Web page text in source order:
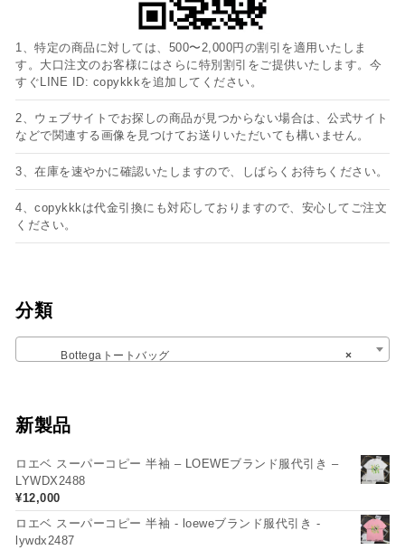
1、特定の商品に対しては、500〜2,000円の割引を適用いたしま
す。大口注文のお客様にはさらに特別割引をご提供いたします。今
すぐLINE ID: copykkkを追加してください。
2、ウェブサイトでお探しの商品が見つからない場合は、公式サイト
などで関連する画像を見つけてお送りいただいても構いません。
3、在庫を速やかに確認いたしますので、しばらくお待ちください。
4、copykkkは代金引換にも対応しておりますので、安心してご注文
ください。
分類
×
Bottegaトートバッグ
新製品
ロエベ スーパーコピー 半袖 – LOEWEブランド服代引き –
LYWDX2488
¥12,000
ロエベ スーパーコピー 半袖 - loeweブランド服代引き -
lywdx2487